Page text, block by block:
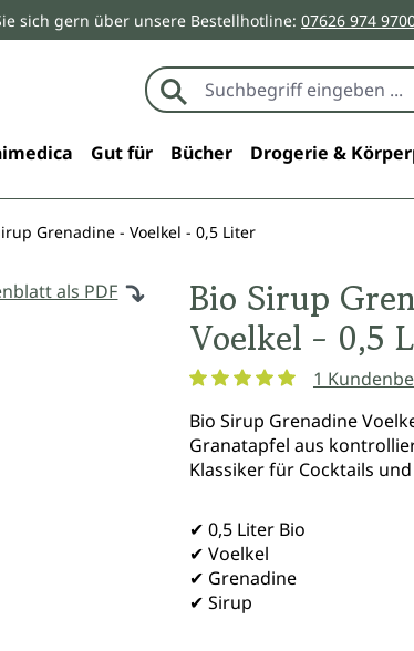
sich gern über unsere Bestellhotline: 07626 974
Gut für Bücher Drogerie &
Grenadine - Voelkel - 0,5 Liter
als PDF
Bio Sirup
Voelkel - 0,5
1
Bio Sirup Grenadine
Granatapfel aus
Klassiker für Cocktails
✔ 0,5 Liter Bio
✔ Voelkel
✔ Grenadine
✔ Sirup